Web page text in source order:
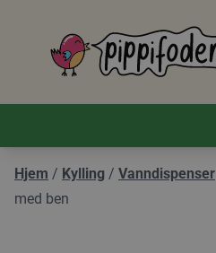
Pippifoder logo
Hjem / Kylling / Vanndispenser
med ben